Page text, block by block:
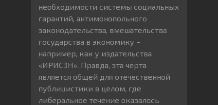
необходимости системы социальных
гарантий, антимонопольного
законодательства, вмешательства
государства в экономику –
например, как у издательства
«ИРИСЭН». Правда, эта черта
является общей для отечественной
публицистики в целом, где
либеральное течение оказалось